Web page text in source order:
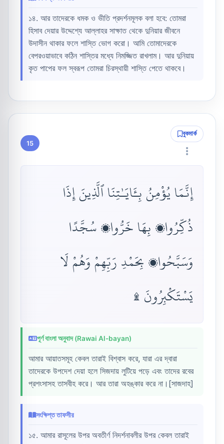
১৪. আর তাদেরকে ধমক ও ভীতি প্রদর্শনমূলক বলা হবে: তোমরা
হিসাব দেয়ার উদ্দেশ্যে আল্লাহর সাক্ষাত থেকে দুনিয়ার জীবনে
উদাসীন থাকার ফলে শাস্তি ভোগ করো। আমি তোমাদেরকে
বেপরওয়াভাবে কঠিন শাস্তির মধ্যে নিমজ্জিত রাখলাম। আর দুনিয়ায়
কৃত পাপের ফল স্বরূপ তোমরা চিরস্থায়ী শাস্তি পেতে থাকবে।
15
বুকমার্ক
إِنَّمَا يُؤْمِنُ بِـَٔايَـٰتِنَا ٱلَّذِينَ إِذَا
ذُكِّرُوا۟ بِهَا خَرُّوا۟ سُجَّدًا
وَسَبَّحُوا۟ بِحَمْدِ رَبِّهِمْ وَهُمْ لَا
يَسْتَكْبِرُونَ ۩
পূর্ণ বাংলা অনুবাদ (Rawai Al-bayan)
আমার আয়াতসমূহ কেবল তারাই বিশ্বাস করে, যারা এর দ্বারা
তাদেরকে উপদেশ দেয়া হলে সিজদায় লুটিয়ে পড়ে এবং তাদের রবের
প্রশংসাসহ তাসবীহ করে। আর তারা অহঙ্কার করে না।[সাজদাহ]
সংক্ষিপ্ত তাফসীর
১৫. আমার রাসূলের উপর অবতীর্ণ নিদর্শনাবলীর উপর কেবল তারাই